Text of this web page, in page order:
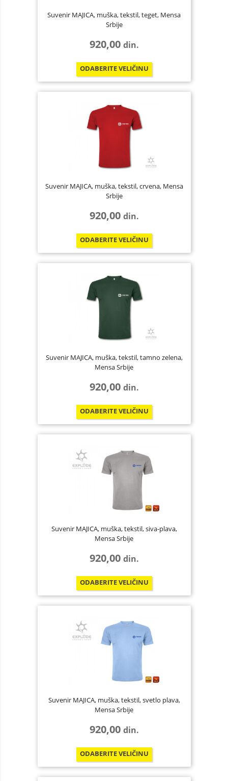
Suvenir MAJICA, muška, tekstil, teget, Mensa
Srbije
920,00 din.
ODABERITEVELIČINU
Suvenir MAJICA, muška, tekstil, crvena, Mensa
Srbije
920,00 din.
ODABERITEVELIČINU
Suvenir MAJICA, muška, tekstil, tamno zelena,
Mensa Srbije
920,00 din.
ODABERITEVELIČINU
Suvenir MAJICA, muška, tekstil, siva-plava,
Mensa Srbije
920,00 din.
ODABERITEVELIČINU
Suvenir MAJICA, muška, tekstil, svetlo plava,
Mensa Srbije
920,00 din.
ODABERITEVELIČINU